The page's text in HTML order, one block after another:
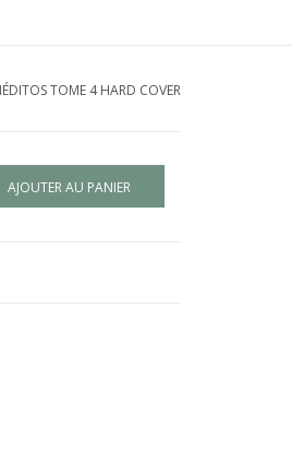
TOME 4 HARD COVER
AJOUTER AU PANIER